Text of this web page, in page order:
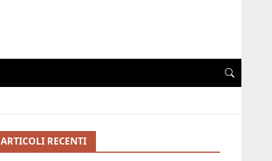
ARTICOLI RECENTI